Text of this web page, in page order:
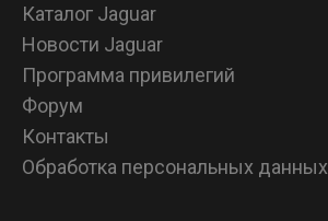
Каталог Jaguar
Новости Jaguar
Программа привилегий
Форум
Контакты
Обработка персональных данных